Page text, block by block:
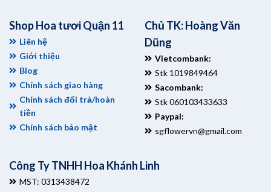
Shop Hoa tươi Quận 11
Liên hệ
Giới thiệu
Blog
Chính sách giao hàng
Chính sách đổi trả/hoàn
tiền
Chính sách bảo mật
Chủ TK: Hoàng Văn
Dũng
Vietcombank:
Stk 1019849464
Sacombank:
Stk 060103433633
Paypal:
sgflowervn@gmail.com
Công Ty TNHH Hoa Khánh Linh
MST: 0313438472